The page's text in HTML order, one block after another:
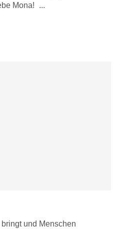
Mona!
und Menschen